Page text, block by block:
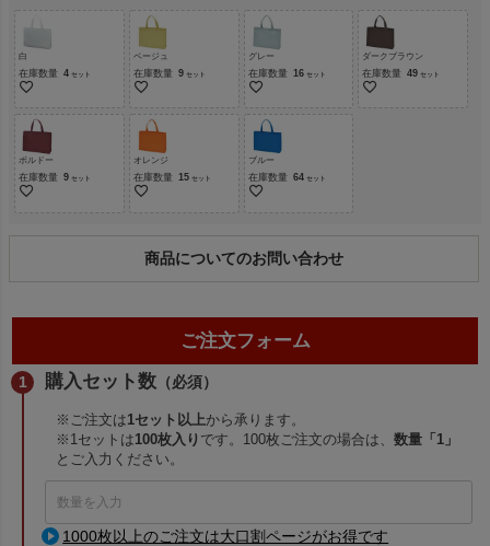
白
在庫数量 4
ベージュ
在庫数量 9
グレー
在庫数量 16
ダークブラウン
在庫数量 49
ボルドー
在庫数量 9
オレンジ
在庫数量 15
ブルー
在庫数量 64
商品についてのお問い合わせ
ご注文フォーム
購入セット数 （必須）
※ご注文は1セット以上から承ります。
※1セットは100枚入り です。100枚ご注文の場合は、数量「1」
とご入力ください。
1000枚以上のご注文は大口割ページがお得です